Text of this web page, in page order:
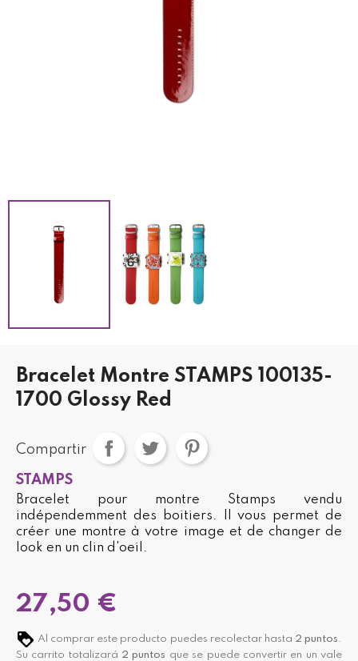
Bracelet Montre STAMPS 100135-
1700 Glossy Red
Compartir
STAMPS
Bracelet pour montre Stamps vendu
indépendemment des boitiers. Il vous permet de
créer une montre à votre image et de changer de
look en un clin d'oeil.
27,50 €
Al comprar este producto puedes recolectar hasta 2 puntos .
Su carrito totalizará 2 puntos que se puede convertir en un vale